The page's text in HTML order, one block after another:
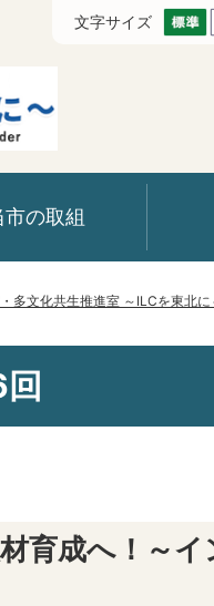
文字サイズ
市の取組
多文化共生推進室 ～ILCを東北に
育成へ！～